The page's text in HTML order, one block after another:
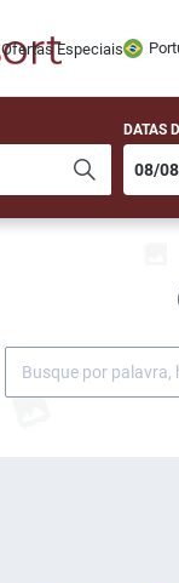
Ofertas Especiais
DATAS